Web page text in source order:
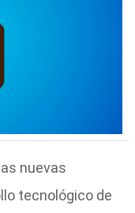
nuevas
tecnológico de